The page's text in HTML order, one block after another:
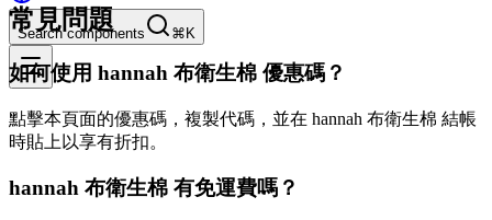
Search components ⌘K
常見問題
如何使用 hannah 布衛生棉 優惠碼？
點擊本頁面的優惠碼，複製代碼，並在 hannah 布衛生棉 結帳
時貼上以享有折扣。
hannah 布衛生棉 有免運費嗎？